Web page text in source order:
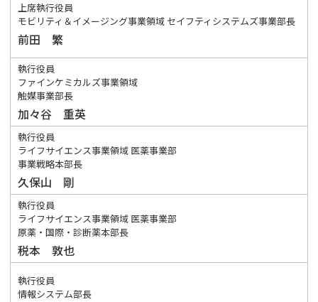
上席執行役員
モビリティ＆イメージング事業領域 セイフティシステムズ事業部長
前田 繁
執行役員
ファインケミカルズ事業領域
触媒事業部長
加々谷 重英
執行役員
ライフサイエンス事業領域 医薬事業部
事業戦略本部長
久保山 剛
執行役員
ライフサイエンス事業領域 医薬事業部
原薬・国際・診断薬本部長
税本 敦也
執行役員
情報システム部長